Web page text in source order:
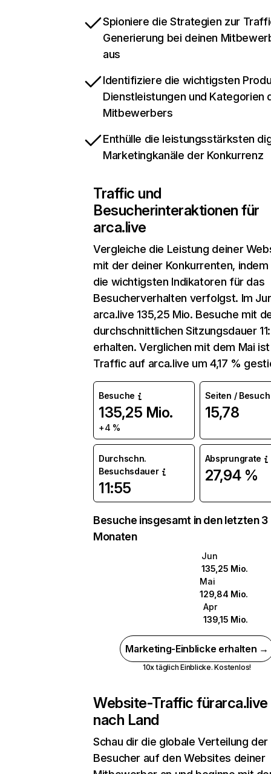
Spioniere die Strategien zur
Generierung bei deinen
aus
Identifiziere die wichtigsten
Dienstleistungen und Kategorien
Mitbewerbers
Enthülle die leistungsstärksten
Marketingkanäle der Konkurrenz
Traffic und
Besucherinteraktionen für
arca.live
Vergleiche die Leistung deiner
mit der deiner Konkurrenten, indem
die wichtigsten Indikatoren für das
Besucherverhalten verfolgst. Im
arca.live 135,25 Mio. Besuche mit
durchschnittlichen Sitzungsdauer
erhalten. Verglichen mit dem Mai
Traffic auf arca.live um 4,17 %
Besuche
135,25 Mio.
+4 %
Seiten / Besuch
15,78
Durchschn.
Besuchsdauer
11:55
Absprungrate
27,94 %
Besuche insgesamt in den letzten 3
Monaten
Jun
135,25 Mio.
Mai
129,84 Mio.
Apr
139,15 Mio.
Marketing-Einblicke erhalten →
10x täglich Einblicke. Kostenlos!
Website-Traffic fürarca.live
nach Land
Schau dir die globale Verteilung der
Besucher auf den Websites deiner